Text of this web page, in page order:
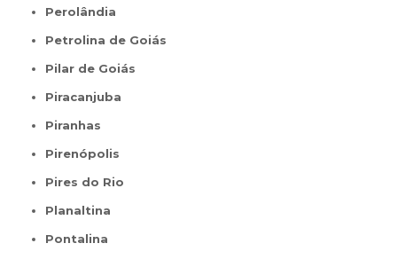
Perolândia
Petrolina de Goiás
Pilar de Goiás
Piracanjuba
Piranhas
Pirenópolis
Pires do Rio
Planaltina
Pontalina